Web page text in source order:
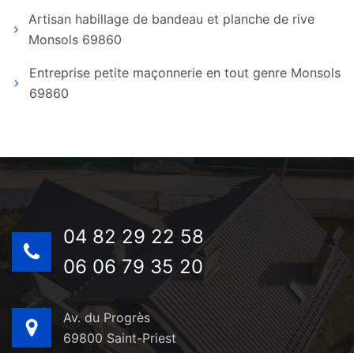
Artisan habillage de bandeau et planche de rive
Monsols 69860
Entreprise petite maçonnerie en tout genre Monsols
69860
04 82 29 22 58
06 06 79 35 20
Av. du Progrès
69800 Saint-Priest